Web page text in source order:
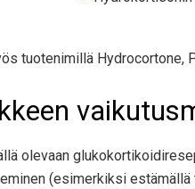
tuotenimillä Hydrocortone,
olevaan
(esimerkiksi